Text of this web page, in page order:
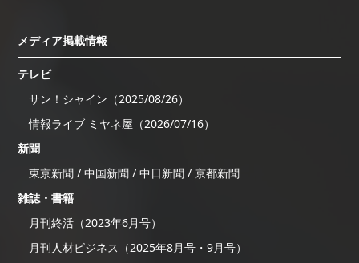
メディア掲載情報
テレビ
サン！シャイン（2025/08/26）
情報ライブ ミヤネ屋（2026/07/16）
新聞
東京新聞 / 中国新聞 / 中日新聞 / 京都新聞
雑誌・書籍
月刊終活（2023年6月号）
月刊人材ビジネス（2025年8月号・9月号）